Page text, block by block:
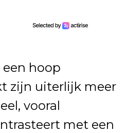
hoop
zijn uiterlijk meer
vooral
met een